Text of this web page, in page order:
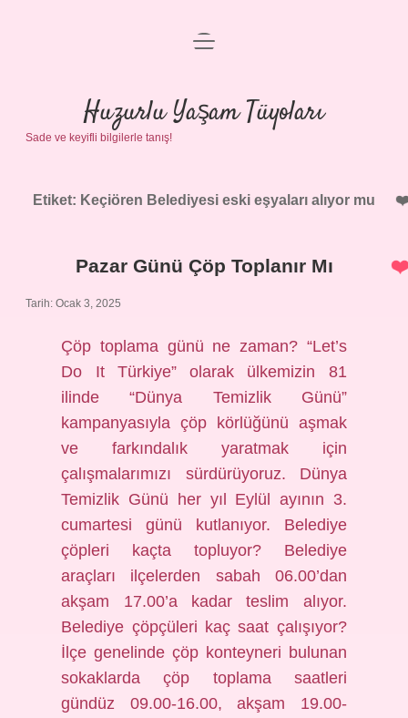
Anasayfa
Gizlilik Politikası
Yasal Uyarı
menüyü
Huzurlu Yaşam Tüyoları
Sade ve keyifli bilgilerle tanış!
Etiket: Keçiören Belediyesi eski eşyaları alıyor mu
Pazar Günü Çöp Toplanır Mı
Tarih: Ocak 3, 2025
Çöp toplama günü ne zaman? “Let’s
Do It Türkiye” olarak ülkemizin 81
ilinde “Dünya Temizlik Günü”
kampanyasıyla çöp körlüğünü aşmak
ve farkındalık yaratmak için
çalışmalarımızı sürdürüyoruz. Dünya
Temizlik Günü her yıl Eylül ayının 3.
cumartesi günü kutlanıyor. Belediye
çöpleri kaçta topluyor? Belediye
araçları ilçelerden sabah 06.00’dan
akşam 17.00’a kadar teslim alıyor.
Belediye çöpçüleri kaç saat çalışıyor?
İlçe genelinde çöp konteyneri bulunan
sokaklarda çöp toplama saatleri
gündüz 09.00-16.00, akşam 19.00-